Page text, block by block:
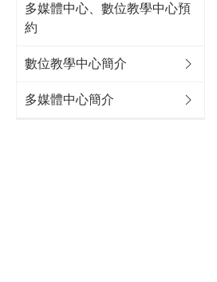
多媒體中心、數位教學中心預
約
數位教學中心簡介
多媒體中心簡介